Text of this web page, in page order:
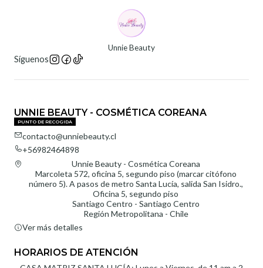
Unnie Beauty
Síguenos
UNNIE BEAUTY - COSMÉTICA COREANA
PUNTO DE RECOGIDA
contacto@unniebeauty.cl
+56982464898
Unnie Beauty - Cosmética Coreana
Marcoleta 572, oficina 5, segundo piso (marcar citófono
número 5). A pasos de metro Santa Lucía, salida San Isidro.,
Oficina 5, segundo piso
Santiago Centro - Santiago Centro
Región Metropolitana - Chile
Ver más detalles
HORARIOS DE ATENCIÓN